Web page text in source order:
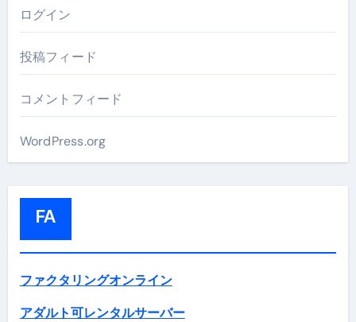
ログイン
投稿フィード
コメントフィード
WordPress.org
FA
ファクタリングオンライン
アダルト可レンタルサーバー